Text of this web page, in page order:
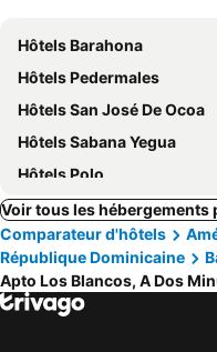
Hôtels Barahona
Hôtels Pedermales
Hôtels San José De Ocoa
Hôtels Sabana Yegua
Hôtels Polo
Voir tous les hébergements
Comparateur d'hôtels
République Dominicaine
Apto Los Blancos, A Dos